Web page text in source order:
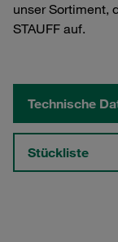
unser Sortiment,
STAUFF auf.
Technische
Stückliste